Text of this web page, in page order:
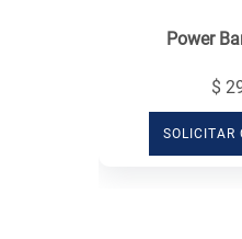
Power
$
SOLICITAR